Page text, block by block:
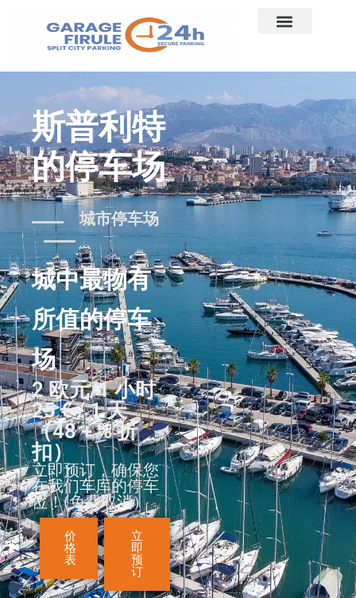
斯普利特
的停车场
城市停车场
城中最物有
所值的停车
场
2 欧元/1 小时
25 € / 1 天
（48 + % 折
扣）
立即预订，确保您
在我们车库的停车
位！(免费取消）
价
格
表
立
即
预
订